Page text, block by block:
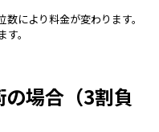
により料金が変わります。
。
場合（3割負